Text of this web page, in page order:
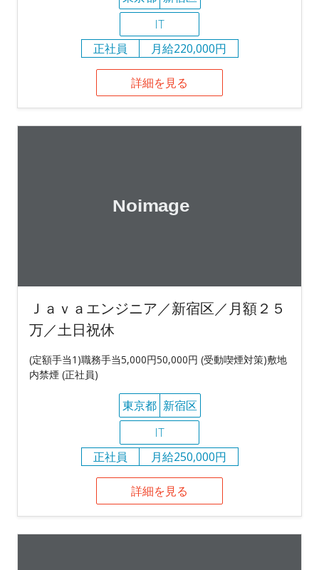
IT
正社員
月給220,000円
詳細を見る
Ｊａｖａエンジニア／新宿区／月額２５
万／土日祝休
(定額手当1)職務手当5,000円50,000円 (受動喫煙対策)敷地
内禁煙 (正社員)
東京都 新宿区
IT
正社員
月給250,000円
詳細を見る